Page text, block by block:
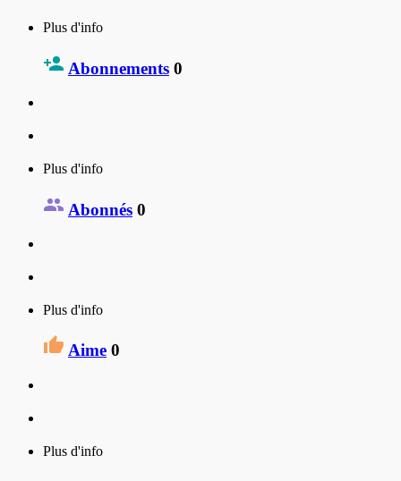
Plus d'info
Abonnements 0
Plus d'info
Abonnés 0
Plus d'info
Aime 0
Plus d'info